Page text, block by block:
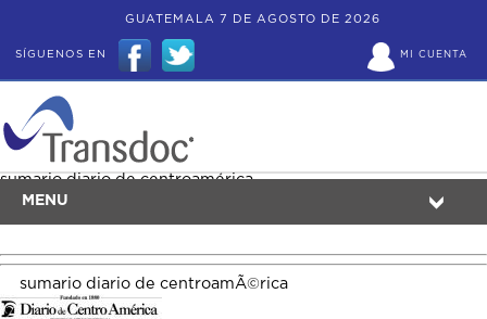
GUATEMALA 7 DE AGOSTO DE 2026
MI CUENTA
SÍGUENOS EN
MENU
sumario diario de centroamérica
sumario diario de centroamÃ©rica